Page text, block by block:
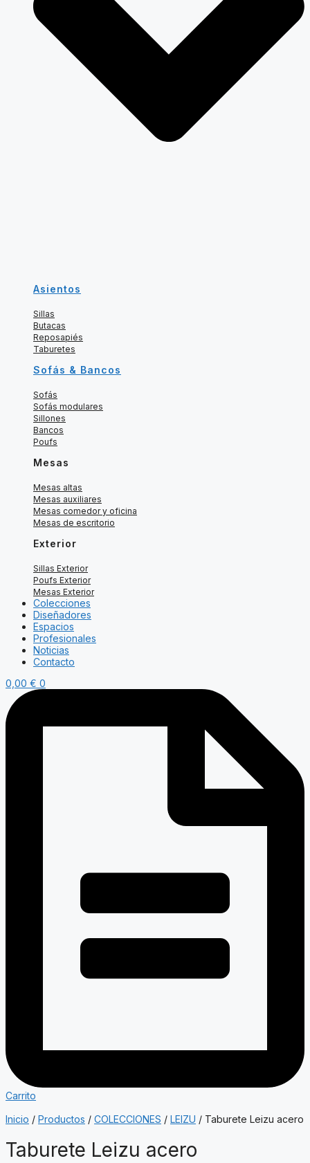
Asientos
Sillas
Butacas
Reposapiés
Taburetes
Sofás & Bancos
Sofás
Sofás modulares
Sillones
Bancos
Poufs
Mesas
Mesas altas
Mesas auxiliares
Mesas comedor y oficina
Mesas de escritorio
Exterior
Sillas Exterior
Poufs Exterior
Mesas Exterior
Colecciones
Diseñadores
Espacios
Profesionales
Noticias
Contacto
0,00 € 0
Carrito
Inicio / Productos / COLECCIONES / LEIZU / Taburete Leizu acero
Taburete Leizu acero